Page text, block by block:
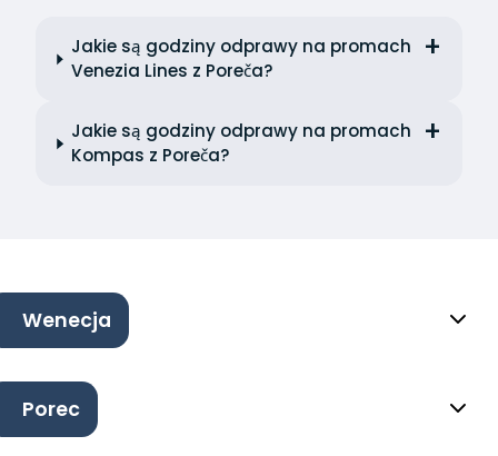
Jakie są godziny odprawy na promach
Venezia Lines z Poreča?
Jakie są godziny odprawy na promach
Kompas z Poreča?
Wenecja
Porec